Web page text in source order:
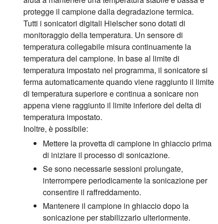
protegge il campione dalla degradazione termica.
Tutti i sonicatori digitali Hielscher sono dotati di
monitoraggio della temperatura. Un sensore di
temperatura collegabile misura continuamente la
temperatura del campione. In base al limite di
temperatura impostato nel programma, il sonicatore si
ferma automaticamente quando viene raggiunto il limite
di temperatura superiore e continua a sonicare non
appena viene raggiunto il limite inferiore del delta di
temperatura impostato.
Inoltre, è possibile:
Mettere la provetta di campione in ghiaccio prima
di iniziare il processo di sonicazione.
Se sono necessarie sessioni prolungate,
interrompere periodicamente la sonicazione per
consentire il raffreddamento.
Mantenere il campione in ghiaccio dopo la
sonicazione per stabilizzarlo ulteriormente.